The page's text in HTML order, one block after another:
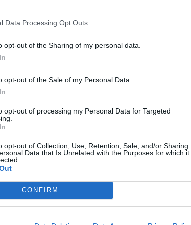
Data Processing Opt Outs
opt-out of the Sharing of my personal data.
opt-out of the Sale of my Personal Data.
opt-out of processing my Personal Data for Targeted
opt-out of Collection, Use, Retention, Sale, and/or Sharing
Data that Is Unrelated with the Purposes for which it
CONFIRM
αεροπορική
πλέον και
Πού βρίσκεται η
πιο ακριβή σουίτα